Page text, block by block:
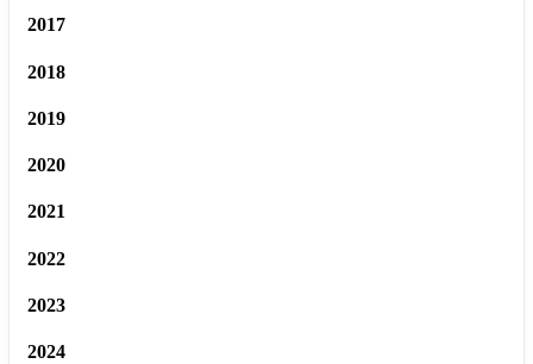
2017
2018
2019
2020
2021
2022
2023
2024